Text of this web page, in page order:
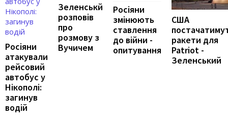
Росіяни
атакували
рейсовий
автобус у
Нікополі:
загинув
водій
Зеленськй
розповів
про
розмову з
Вучичем
Росіяни
змінюють
ставлення
до війни -
опитування
США
ракети для
Patriot -
Зеленський